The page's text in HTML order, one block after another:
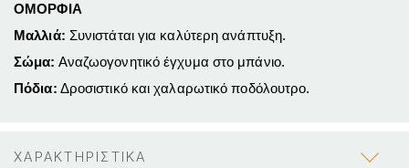
ΟΜΟΡΦΙΑ
Μαλλιά: Συνιστάται για καλύτερη ανάπτυξη.
Σώμα: Αναζωογονητικό έγχυμα στο μπάνιο.
Πόδια: Δροσιστικό και χαλαρωτικό ποδόλουτρο.
ΧΑΡΑΚΤΗΡΙΣΤΙΚΑ